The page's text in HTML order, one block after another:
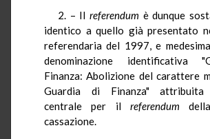
2. – Il referendum è dunque
identico a quello già presentato
referendaria del 1997, e
denominazione identificativa
Finanza: Abolizione del carattere
Guardia di Finanza" attribuita
centrale per il referendum
cassazione.